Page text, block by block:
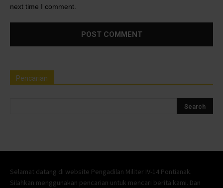
next time I comment.
Pencarian
Selamat datang di website Pengadilan Militer IV-14 Pontianak.
Silahkan menggunakan pencarian untuk mencari berita kami. Dan